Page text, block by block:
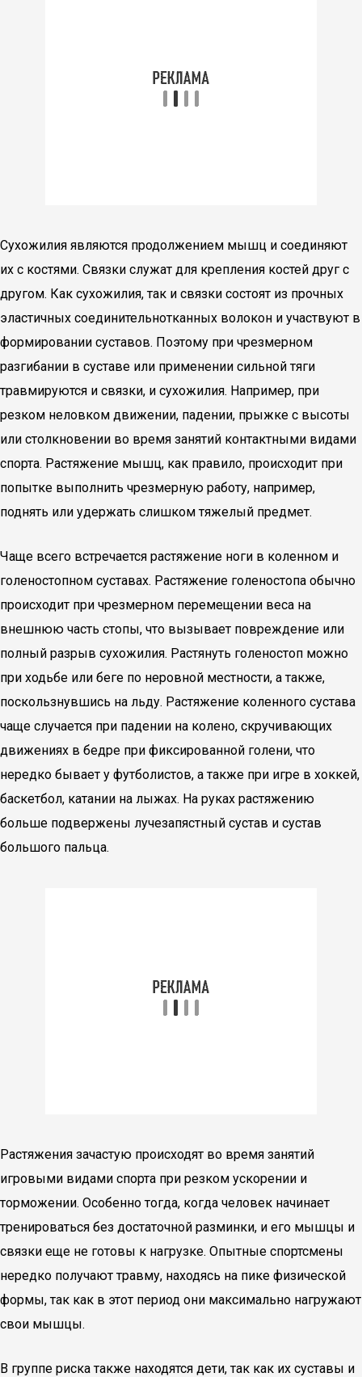
Сухожилия являются продолжением мышц и соединяют
их с костями. Связки служат для крепления костей друг с
другом. Как сухожилия, так и связки состоят из прочных
эластичных соединительнотканных волокон и участвуют в
формировании суставов. Поэтому при чрезмерном
разгибании в суставе или применении сильной тяги
травмируются и связки, и сухожилия. Например, при
резком неловком движении, падении, прыжке с высоты
или столкновении во время занятий контактными видами
спорта. Растяжение мышц, как правило, происходит при
попытке выполнить чрезмерную работу, например,
поднять или удержать слишком тяжелый предмет.
Чаще всего встречается растяжение ноги в коленном и
голеностопном суставах. Растяжение голеностопа обычно
происходит при чрезмерном перемещении веса на
внешнюю часть стопы, что вызывает повреждение или
полный разрыв сухожилия. Растянуть голеностоп можно
при ходьбе или беге по неровной местности, а также,
поскользнувшись на льду. Растяжение коленного сустава
чаще случается при падении на колено, скручивающих
движениях в бедре при фиксированной голени, что
нередко бывает у футболистов, а также при игре в хоккей,
баскетбол, катании на лыжах. На руках растяжению
больше подвержены лучезапястный сустав и сустав
большого пальца.
Растяжения зачастую происходят во время занятий
игровыми видами спорта при резком ускорении и
торможении. Особенно тогда, когда человек начинает
тренироваться без достаточной разминки, и его мышцы и
связки еще не готовы к нагрузке. Опытные спортсмены
нередко получают травму, находясь на пике физической
формы, так как в этот период они максимально нагружают
свои мышцы.
В группе риска также находятся дети, так как их суставы и